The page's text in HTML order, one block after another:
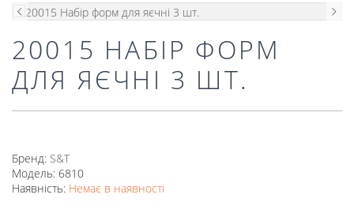
20015 НАБІР ФОРМ
ДЛЯ ЯЄЧНІ 3 ШТ.
Бренд: S&T
Модель: 6810
Наявність: Немає в наявності